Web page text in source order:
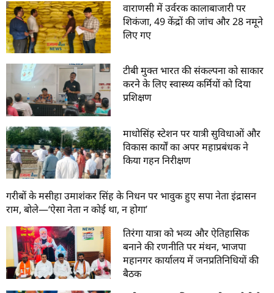
वाराणसी में उर्वरक कालाबाजारी पर
शिकंजा, 49 केंद्रों की जांच और 28 नमूने
लिए गए
टीबी मुक्त भारत की संकल्पना को साकार
करने के लिए स्वास्थ्य कर्मियों को दिया
प्रशिक्षण
माधोसिंह स्टेशन पर यात्री सुविधाओं और
विकास कार्यों का अपर महाप्रबंधक ने
किया गहन निरीक्षण
गरीबों के मसीहा उमाशंकर सिंह के निधन पर भावुक हुए सपा नेता इंद्रासन
राम, बोले—‘ऐसा नेता न कोई था, न होगा’
तिरंगा यात्रा को भव्य और ऐतिहासिक
बनाने की रणनीति पर मंथन, भाजपा
महानगर कार्यालय में जनप्रतिनिधियों की
बैठक